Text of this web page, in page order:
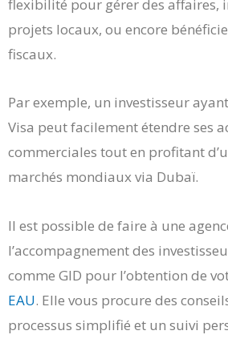
flexibilité pour gérer des affaires,
projets locaux, ou encore
fiscaux.
Par exemple, un investisseur
Visa peut facilement étendre ses
commerciales tout en profitant
marchés mondiaux via Dubaï.
Il est possible de faire à une
l’accompagnement des
comme GID pour l’obtention de
EAU. Elle vous procure des
processus simplifié et un suivi